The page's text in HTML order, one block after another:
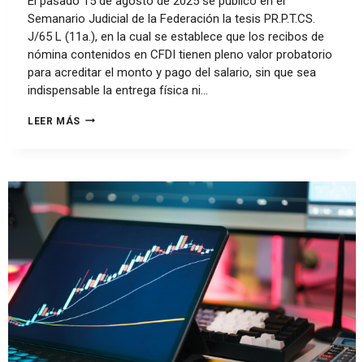
Semanario Judicial de la Federación la tesis PR.P.T.CS.
J/65 L (11a.), en la cual se establece que los recibos de
nómina contenidos en CFDI tienen pleno valor probatorio
para acreditar el monto y pago del salario, sin que sea
indispensable la entrega física ni…
LEER MÁS